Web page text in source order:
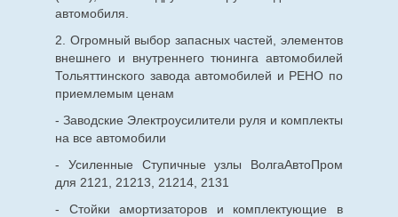
автомобиля.
2. Огромный выбор запасных частей, элементов
внешнего и внутреннего тюнинга автомобилей
Тольяттинского завода автомобилей и РЕНО по
приемлемым ценам
- Заводские Электроусилители руля и комплекты
на все автомобили
- Усиленные Ступичные узлы ВолгаАвтоПром
для 2121, 21213, 21214, 2131
- Стойки амортизаторов и комплектующие в